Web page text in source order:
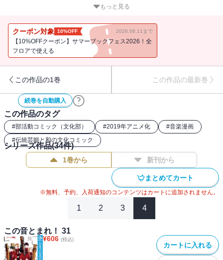
（ちか）に、さとわは一緒に行きたいと申し出る。さらに、愛の家
花火を見終えた時に彼が口にしたのは…!?
もっと見る
クーポン対象 10%OFF 2026.08.11まで
【10%OFFクーポン】サマーブックフェス2026！全
フロアで使える
この作品の1巻 この作品の最新巻
続巻を自動購入
この作品のタグ
#部活動コミック（文化部） #2019年アニメ化 #音楽漫画
#伝統芸能と和の文化コミック
シリーズ作品(34件)
1巻から 新刊から
まとめてカート
※無料、予約、入荷通知のコンテンツはカートに追加されません。
1 2 3 4
この音とまれ！ 31
¥606 (税込)
カートに入れる